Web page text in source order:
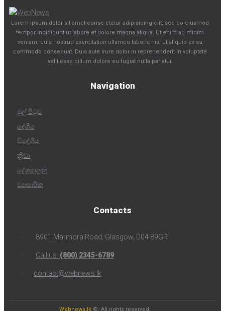
Lorem ipsum dolor sit amet conse ctetur adipisicing elit, sed do eiusmod
tempor incididunt ut labore et dolore magna aliqua. Ut enim ad minim
veniam, quis nostrud exercitation ullamco laboris nisi ut aliquip ex ea
commodo consequat. Duis aute irure dolor in reprehenderit in voluptate
velit esse cillum dolore eu fugiat nulla pariatur.
Navigation
මුල් පිටුව
දේශීය
විදේශීය
ක්‍රීඩා
දේශපාලන
ව්‍යාපාරික
Contacts
8901 Marmora Road, Glasgow, D04 89GR
Call us: (800) 2345-6789
contact@webnews.lk
Webnews.lk ©. All rights reserved.